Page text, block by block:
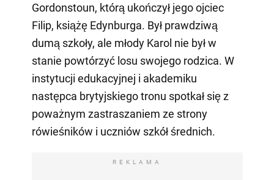
Gordonstoun, którą ukończył jego ojciec
Filip, książę Edynburga. Był prawdziwą
dumą szkoły, ale młody Karol nie był w
stanie powtórzyć losu swojego rodzica. W
instytucji edukacyjnej i akademiku
następca brytyjskiego tronu spotkał się z
poważnym zastraszaniem ze strony
rówieśników i uczniów szkół średnich.
REKLAMA